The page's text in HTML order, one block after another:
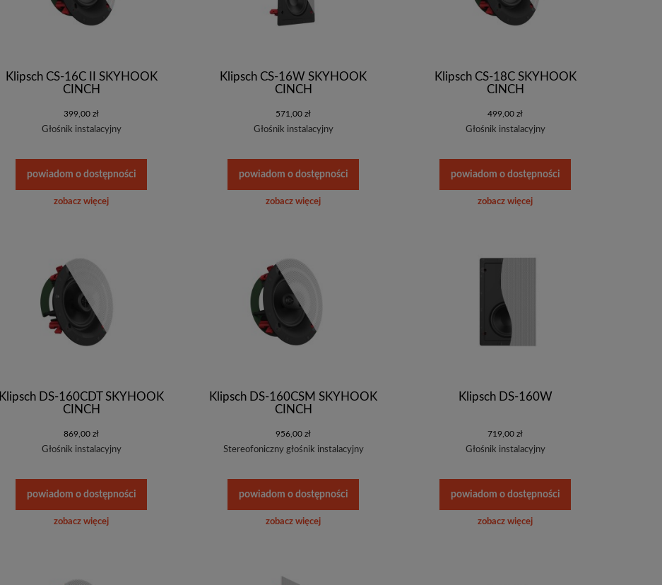
Klipsch CS-16C II SKYHOOK
CINCH
399,00 zł
Głośnik instalacyjny
powiadom o dostępności
zobacz więcej
Klipsch CS-16W SKYHOOK
CINCH
571,00 zł
Głośnik instalacyjny
powiadom o dostępności
zobacz więcej
Klipsch CS-18C SKYHOOK
CINCH
499,00 zł
Głośnik instalacyjny
powiadom o dostępności
zobacz więcej
Klipsch DS-160CDT SKYHOOK
CINCH
869,00 zł
Głośnik instalacyjny
powiadom o dostępności
zobacz więcej
Klipsch DS-160CSM SKYHOOK
CINCH
956,00 zł
Stereofoniczny głośnik instalacyjny
powiadom o dostępności
zobacz więcej
Klipsch DS-160W
719,00 zł
Głośnik instalacyjny
powiadom o dostępności
zobacz więcej